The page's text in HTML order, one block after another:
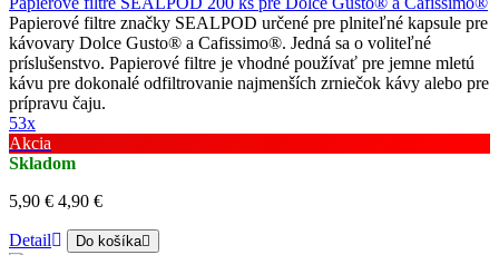
Papierové filtre značky SEALPOD určené pre plniteľné kapsule pre
kávovary Dolce Gusto® a Cafissimo®. Jedná sa o voliteľné
príslušenstvo. Papierové filtre je vhodné používať pre jemne mletú
kávu pre dokonalé odfiltrovanie najmenších zrniečok kávy alebo pre
prípravu čaju.
53x
Akcia
Skladom
5,90 € 4,90 €
Detail Do košíka